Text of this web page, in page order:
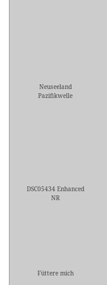
Neuseeland
Pazifikwelle
DSC05434 Enhanced
NR
Füttere mich